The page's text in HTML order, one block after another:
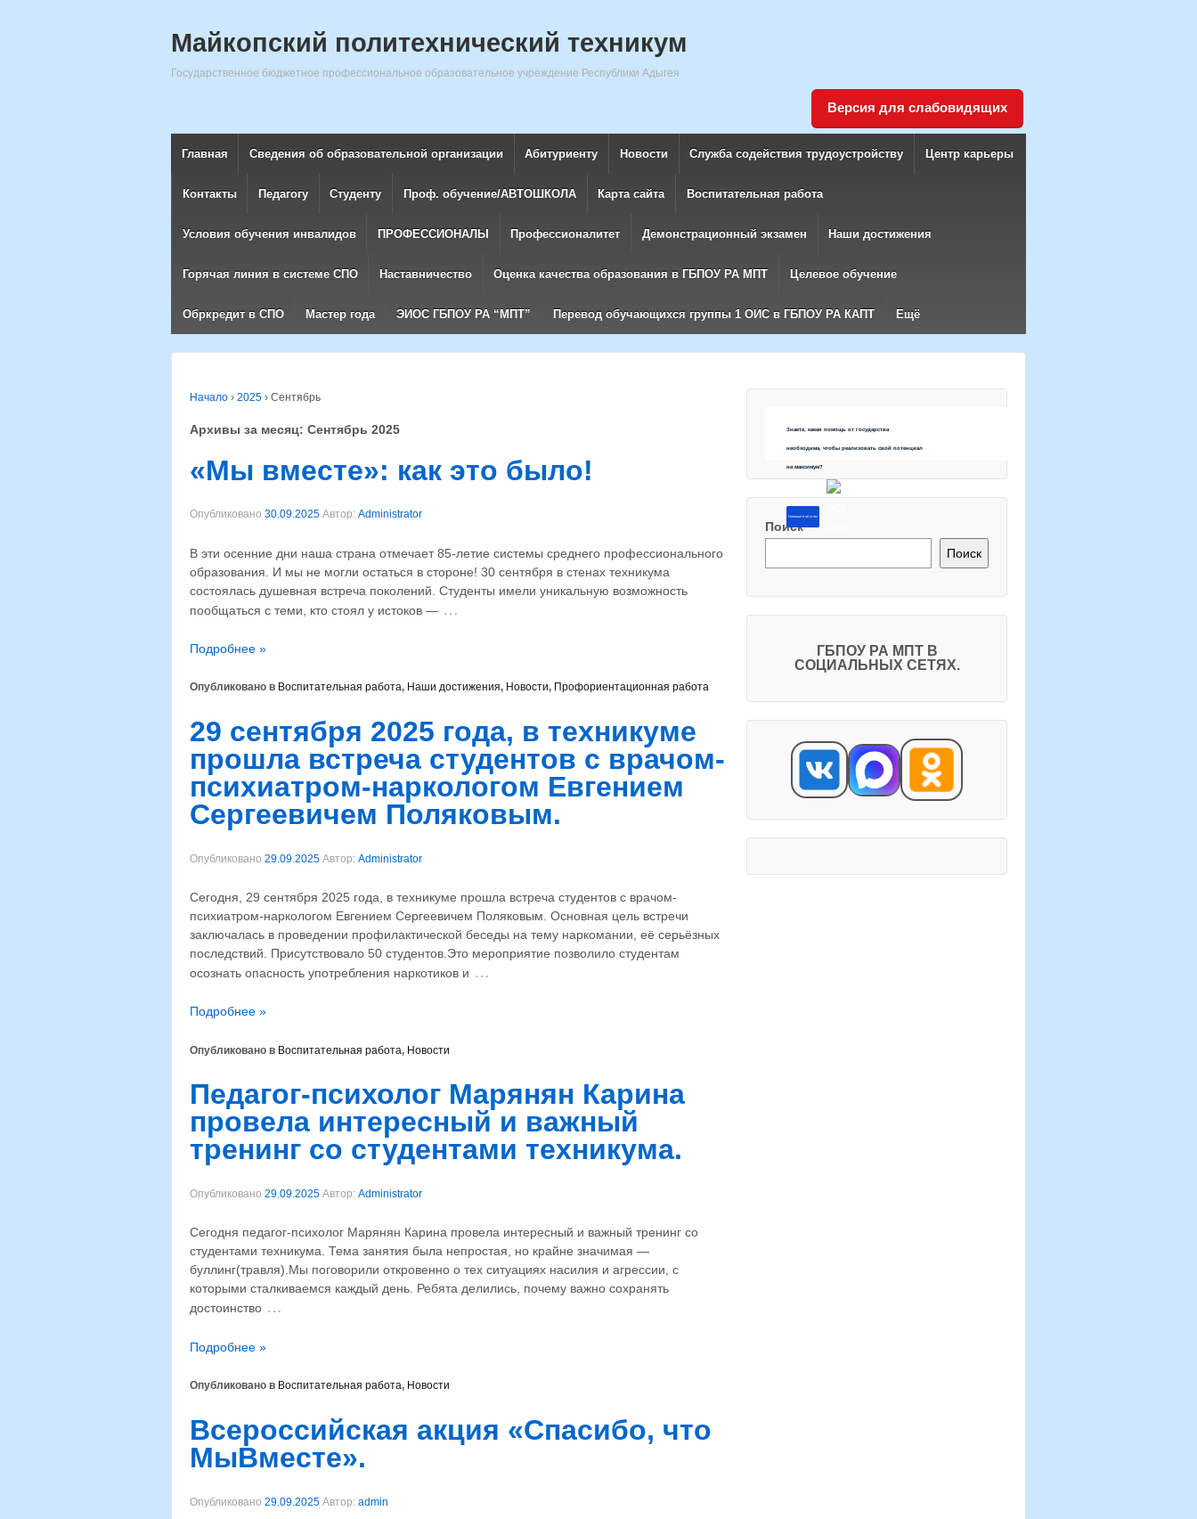
Майкопский политехнический техникум
Государственное бюджетное профессиональное образовательное учреждение Республики Адыгея
Версия для слабовидящих
Главная Сведения об образовательной организации Абитуриенту Новости Служба содействия трудоустройству Центр карьеры
Контакты Педагогу Студенту Проф. обучение/АВТОШКОЛА Карта сайта Воспитательная работа
Условия обучения инвалидов ПРОФЕССИОНАЛЫ Профессионалитет Демонстрационный экзамен Наши достижения
Горячая линия в системе СПО Наставничество Оценка качества образования в ГБПОУ РА МПТ Целевое обучение
Обркредит в СПО Мастер года ЭИОС ГБПОУ РА “МПТ” Перевод обучающихся группы 1 ОИС в ГБПОУ РА КАПТ Ещё
Начало › 2025 › Сентябрь
Архивы за месяц: Сентябрь 2025
«Мы вместе»: как это было!
Опубликовано 30.09.2025 Автор: Administrator
В эти осенние дни наша страна отмечает 85-летие системы среднего профессионального
образования. И мы не могли остаться в стороне! 30 сентября в стенах техникума
состоялась душевная встреча поколений. Студенты имели уникальную возможность
пообщаться с теми, кто стоял у истоков — …
Подробнее »
Опубликовано в Воспитательная работа, Наши достижения, Новости, Профориентационная работа
29 сентября 2025 года, в техникуме
прошла встреча студентов с врачом-
психиатром-наркологом Евгением
Сергеевичем Поляковым.
Опубликовано 29.09.2025 Автор: Administrator
Сегодня, 29 сентября 2025 года, в техникуме прошла встреча студентов с врачом-
психиатром-наркологом Евгением Сергеевичем Поляковым. Основная цель встречи
заключалась в проведении профилактической беседы на тему наркомании, её серьёзных
последствий. Присутствовало 50 студентов.⁣Это мероприятие позволило студентам
осознать опасность употребления наркотиков и …
Подробнее »
Опубликовано в Воспитательная работа, Новости
Педагог-психолог Марянян Карина
провела интересный и важный
тренинг со студентами техникума.
Опубликовано 29.09.2025 Автор: Administrator
Сегодня педагог-психолог Марянян Карина провела интересный и важный тренинг со
студентами техникума. Тема занятия была непростая, но крайне значимая —
буллинг(травля).⁣Мы поговорили откровенно о тех ситуациях насилия и агрессии, с
которыми сталкиваемся каждый день. Ребята делились, почему важно сохранять
достоинство …
Подробнее »
Опубликовано в Воспитательная работа, Новости
Всероссийская акция «Спасибо, что
МыВместе».
Опубликовано 29.09.2025 Автор: admin
Знаете, какая помощь от государства
необходима, чтобы реализовать свой потенциал
на максимум?
Напишите об этом
Поиск
Поиск
ГБПОУ РА МПТ В
СОЦИАЛЬНЫХ СЕТЯХ.